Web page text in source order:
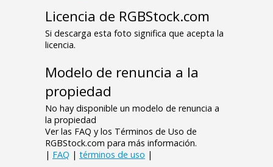
Licencia de RGBStock.com
Si descarga esta foto significa que acepta la
licencia.
Modelo de renuncia a la
propiedad
No hay disponible un modelo de renuncia a
la propiedad
Ver las FAQ y los Términos de Uso de
RGBStock.com para más información.
| FAQ | términos de uso |